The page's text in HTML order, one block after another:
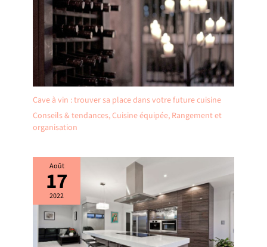
Cave à vin : trouver sa place dans votre future cuisine
Conseils & tendances,Cuisine équipée, Rangement et
organisation
Août
17
2022